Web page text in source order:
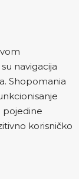
navigacija
Shopomania
pojedine
korisničko